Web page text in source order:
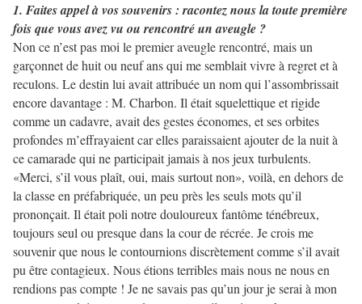
1. Faites appel à vos souvenirs : racontez nous la toute première
fois que vous avez vu ou rencontré un aveugle ?
Non ce n’est pas moi le premier aveugle rencontré, mais un
garçonnet de huit ou neuf ans qui me semblait vivre à regret et à
reculons. Le destin lui avait attribuée un nom qui l’assombrissait
encore davantage : M. Charbon. Il était squelettique et rigide
comme un cadavre, avait des gestes économes, et ses orbites
profondes m’effrayaient car elles paraissaient ajouter de la nuit à
ce camarade qui ne participait jamais à nos jeux turbulents.
«Merci, s’il vous plaît, oui, mais surtout non», voilà, en dehors de
la classe en préfabriquée, un peu près les seuls mots qu’il
prononçait. Il était poli notre douloureux fantôme ténébreux,
toujours seul ou presque dans la cour de récrée. Je crois me
souvenir que nous le contournions discrètement comme s’il avait
pu être contagieux. Nous étions terribles mais nous ne nous en
rendions pas compte ! Je ne savais pas qu’un jour je serai à mon